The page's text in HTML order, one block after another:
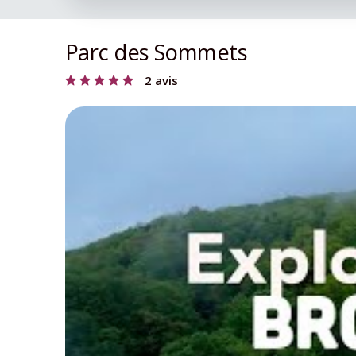
Parc des Sommets
2 avis